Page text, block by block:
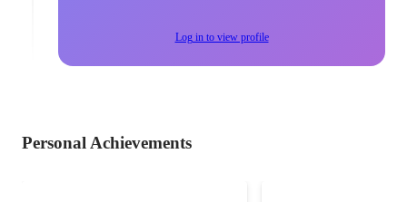
Log in to view profile
Personal Achievements